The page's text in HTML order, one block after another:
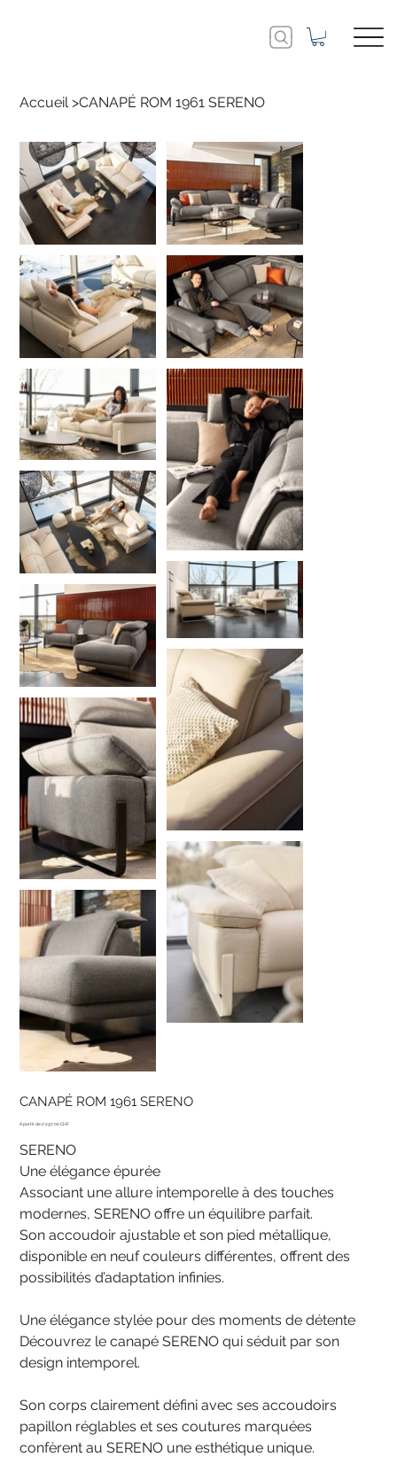
Accueil >CANAPÉ ROM 1961 SERENO
CANAPÉ ROM 1961 SERENO
Prix 2'297.00 CHF
SERENO
Une élégance épurée
Associant une allure intemporelle à des touches
modernes, SERENO offre un équilibre parfait.
Son accoudoir ajustable et son pied métallique,
disponible en neuf couleurs différentes, offrent des
possibilités d’adaptation infinies.
Une élégance stylée pour des moments de détente
Découvrez le canapé SERENO qui séduit par son
design intemporel.
Son corps clairement défini avec ses accoudoirs
papillon réglables et ses coutures marquées
confèrent au SERENO une esthétique unique.